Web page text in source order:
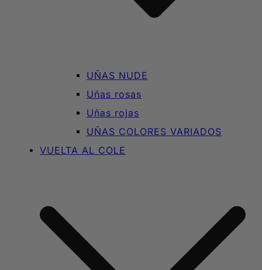
UÑAS NUDE
Uñas rosas
Uñas rojas
UÑAS COLORES VARIADOS
VUELTA AL COLE